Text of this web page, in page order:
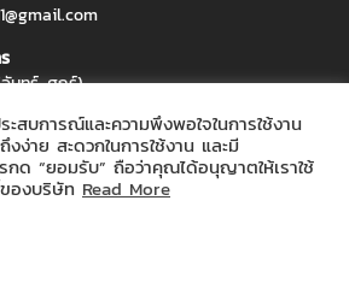
นทร์-ศุกร์)
2026.All Rights Reserved.
สบการณ์และความพึงพอใจในการใช้งาน
งง่าย สะดวกในการใช้งาน และมี
ด “ยอมรับ” ถือว่าคุณได้อนุญาตให้เราใช้
องบริษัท Read More